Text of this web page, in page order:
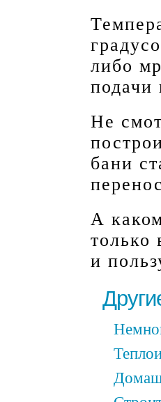
либо
подачи
Не
бани
А
только
и